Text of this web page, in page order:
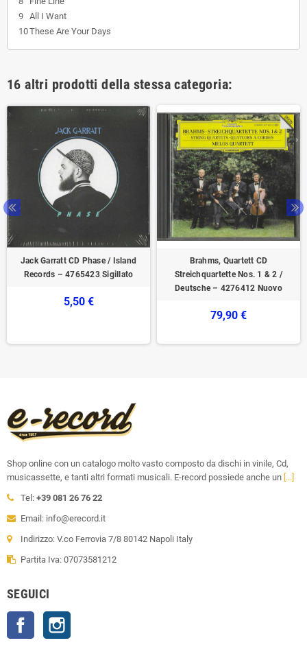
9 All I Want
10These Are Your Days
16 altri prodotti della stessa categoria:
Jack Garratt CD Phase / Island
Records – 4765423 Sigillato
5,50 €
Brahms, Quartett CD
Streichquartette Nos. 1 & 2 /
Deutsche – 4276412 Nuovo
79,90 €
Shop online con un catalogo molto vasto composto da dischi in vinile, Cd,
musicassette, e tanti altri formati musicali. E-record possiede anche un [...]
Tel: +39 081 26 76 22
Email: info@erecord.it
Indirizzo: V.co Ferrovia 7/8 80142 Napoli Italy
Partita Iva: 07073581212
SEGUICI
Facebook